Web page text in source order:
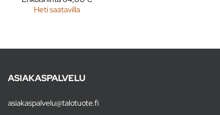
Heti saatavilla
ASIAKASPALVELU
asiakaspalvelu@talotuote.fi